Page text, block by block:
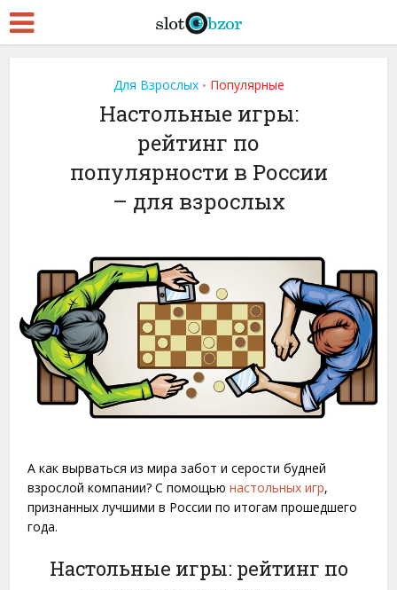
Для Взрослых • Популярные
Настольные игры:
рейтинг по
популярности в России
– для взрослых
А как вырваться из мира забот и серости будней
взрослой компании? С помощьюнастольных игр,
признанных лучшими в России по итогам прошедшего
года.
Настольные игры: рейтинг по